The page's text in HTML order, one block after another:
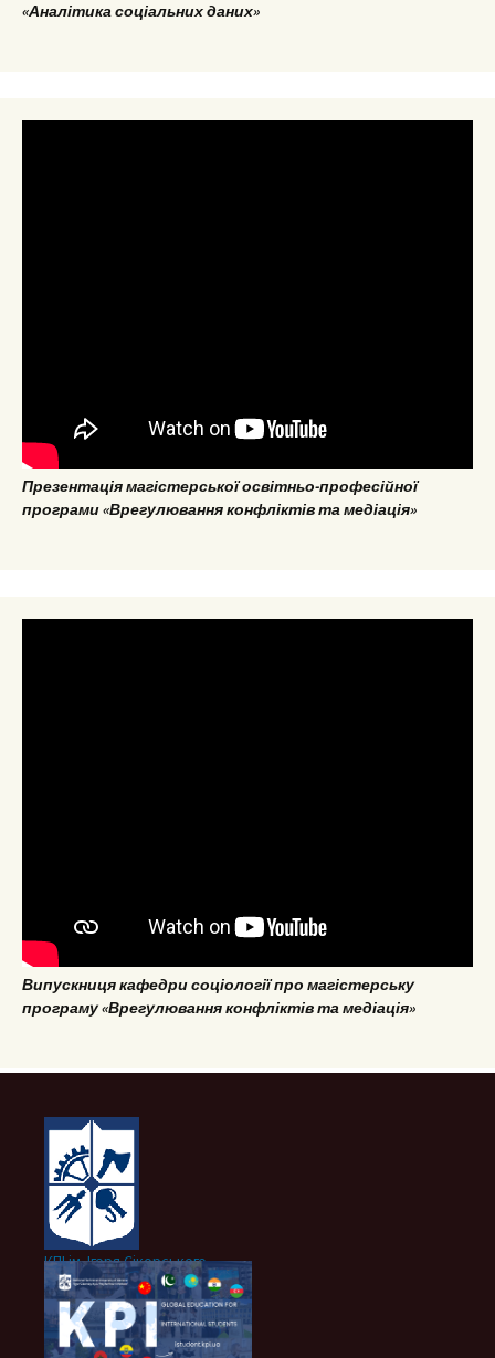
«Аналітика соціальних даних»
Презентація магістерської освітньо-професійної
програми «Врегулювання конфліктів та медіація»
Випускниця кафедри соціології про магістерську
програму «Врегулювання конфліктів та медіація»
КПІ ім. Ігоря Сікорського